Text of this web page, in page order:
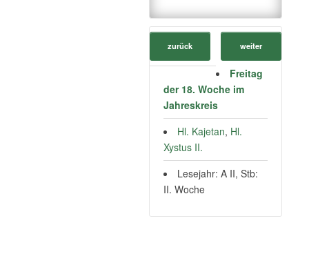
zurück weiter
Freitag
der 18. Woche im
Jahreskreis
Hl. Kajetan, Hl.
Xystus II.
Lesejahr: A II, Stb:
II. Woche